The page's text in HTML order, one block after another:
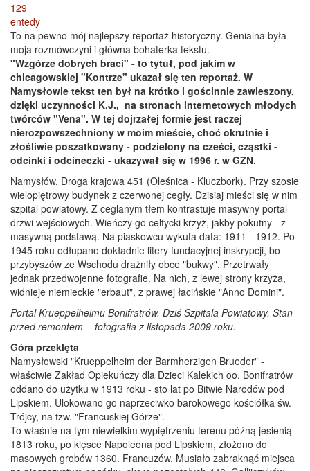
129
entedy
To na pewno mój najlepszy reportaż historyczny. Genialna była
moja rozmówczyni i główna bohaterka tekstu.
"Wzgórze dobrych braci" - to tytuł, pod jakim w
chicagowskiej "Kontrze" ukazał się ten reportaż. W
Namysłowie tekst ten był na krótko i gościnnie zawieszony,
dzięki uczynności K.J., na stronach internetowych młodych
twórców "Vena". W tej dojrzałej formie jest raczej
nierozpowszechniony w moim mieście, choć okrutnie i
złośliwie poszatkowany - podzielony na cześci, cząstki -
odcinki i odcineczki - ukazywał się w 1996 r. w GZN.
Namysłów. Droga krajowa 451 (Oleśnica - Kluczbork). Przy szosie
wielopiętrowy budynek z czerwonej cegły. Dzisiaj mieści się w nim
szpital powiatowy. Z ceglanym tłem kontrastuje masywny portal
drzwi wejściowych. Wieńczy go celtycki krzyż, jakby pokutny - z
masywną podstawą. Na piaskowcu wykuta data: 1911 - 1912. Po
1945 roku odłupano dokładnie litery fundacyjnej inskrypcji, bo
przybyszów ze Wschodu drażniły obce "bukwy". Przetrwały
jednak przedwojenne fotografie. Na nich, z lewej strony krzyża,
widnieje niemieckie "erbaut", z prawej łacińskie "Anno Domini".
Portal Krueppelheimu Bonifratrów. Dziś Szpitala Powiatowy. Stan
przed remontem - fotografia z listopada 2009 roku.
Góra przeklęta
Namysłowski "Krueppelheim der Barmherzigen Brueder" -
właściwie Zakład Opiekuńczy dla Dzieci Kalekich oo. Bonifratrów
oddano do użytku w 1913 roku - sto lat po Bitwie Narodów pod
Lipskiem. Ulokowano go naprzeciwko barokowego kościółka św.
Trójcy, na tzw. "Francuskiej Górze".
To właśnie na tym niewielkim wypiętrzeniu terenu późną jesienią
1813 roku, po klęsce Napoleona pod Lipskiem, złożono do
masowych grobów 1360. Francuzów. Musiało zabraknąć miejsca